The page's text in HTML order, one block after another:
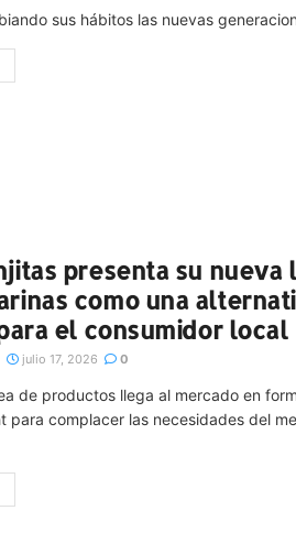
sus hábitos las nuevas
presenta su nueva
como una
el consumidor local
julio 17, 2026 0
de productos llega al mercado en
para complacer las necesidades del